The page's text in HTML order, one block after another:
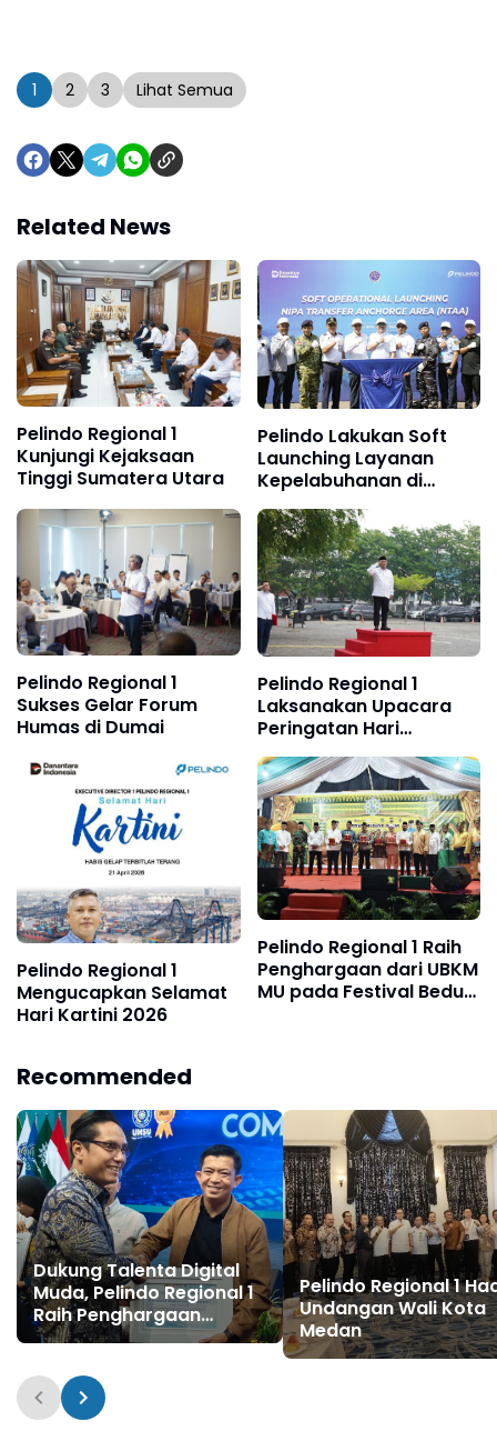
1 2 3 Lihat Semua
Related News
Pelindo Regional 1
Kunjungi Kejaksaan
Tinggi Sumatera Utara
Pelindo Lakukan Soft
Launching Layanan
Kepelabuhanan di
Perairan Nipa
Pelindo Regional 1
Sukses Gelar Forum
Humas di Dumai
Pelindo Regional 1
Laksanakan Upacara
Peringatan Hari
Kebangkitan Nasional
ke-118 Tahun 2026
Pelindo Regional 1
Mengucapkan Selamat
Hari Kartini 2026
Pelindo Regional 1 Raih
Penghargaan dari UBKM
MU pada Festival Beduk
Recommended
Dukung Talenta Digital
Muda, Pelindo Regional 1
Raih Penghargaan
Langsung dari Wali Kota
Pelindo Regional 1
Undangan Wali Kota
Medan